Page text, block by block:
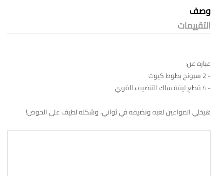
وصف
التقييمات
عباره عن:
- 2 سبونج بطوط كيوت
- 4 قطع ليفة سلك للتنضيف القوي
هيخلي المواعين لعبه ونضيفه في ثواني، وشكله لطيف على الحوض!